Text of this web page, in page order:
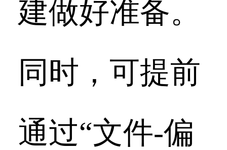
建做好准备。
同时，可提前
通过“文件-偏